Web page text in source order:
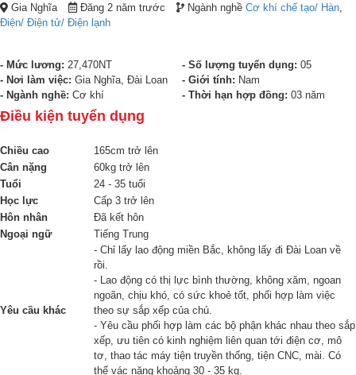
Gia Nghĩa Đăng 2 năm trước Ngành nghề Cơ khí chế tạo/ Hàn,
Điện/ Điện tử/ Điện lạnh
- Mức lương: 27,470NT
- Nơi làm việc: Gia Nghĩa, Đài Loan
- Ngành nghề: Cơ khí
- Số lượng tuyển dụng: 05
- Giới tính: Nam
- Thời hạn hợp đồng: 03 năm
Điều kiện tuyển dụng
Chiều cao
165cm trở lên
Cân nặng
60kg trở lên
Tuổi
24 - 35 tuổi
Học lực
Cấp 3 trở lên
Hôn nhân
Đã kết hôn
Ngoại ngữ
Tiếng Trung
Yêu cầu khác
- Chỉ lấy lao động miền Bắc, không lấy đi Đài Loan về
rồi.
- Lao động có thị lực bình thường, không xăm, ngoan
ngoãn, chịu khó, có sức khoẻ tốt, phối hợp làm việc
theo sự sắp xếp của chủ.
- Yêu cầu phối hợp làm các bộ phận khác nhau theo sắp
xếp, ưu tiên có kinh nghiệm liên quan tới điện cơ, mô
tơ, thao tác máy tiện truyền thống, tiện CNC, mài. Có
thể vác nặng khoảng 30 - 35 kg.